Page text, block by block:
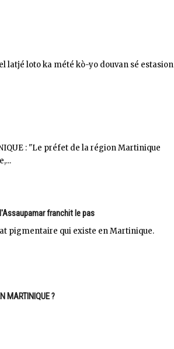
latjé loto ka mété kò-yo douvan sé estasion
: "Le préfet de la région Martinique
franchit le pas
pigmentaire qui existe en Martinique.
MARTINIQUE ?